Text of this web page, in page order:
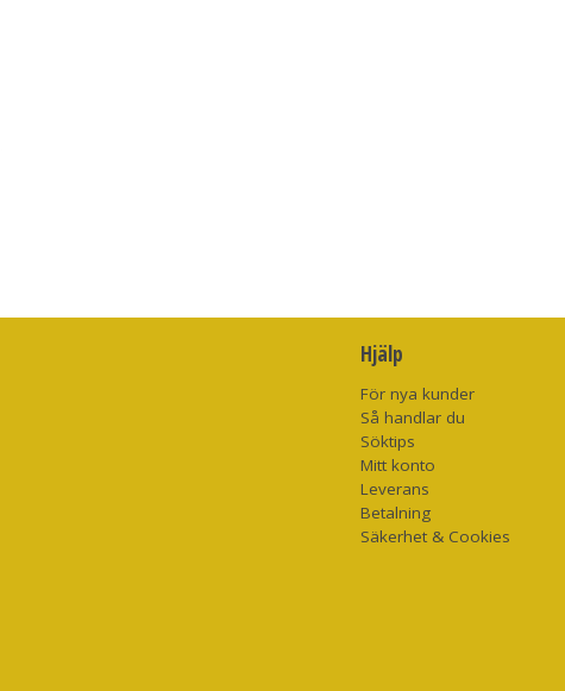
Hjälp
För nya kunder
Så handlar du
Söktips
Mitt konto
Leverans
Betalning
Säkerhet & Cookies